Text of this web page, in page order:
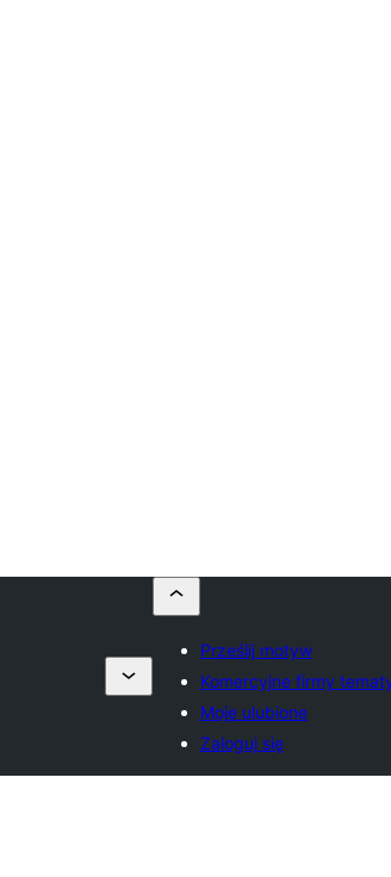
Prześlij motyw
Komercyjne firmy
Moje ulubione
Zaloguj się